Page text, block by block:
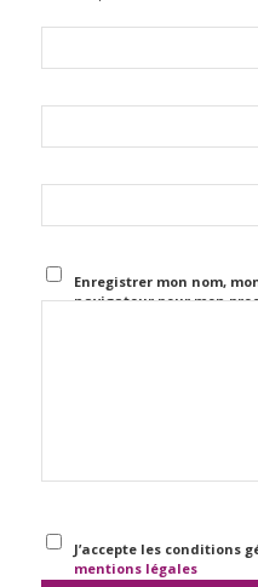
Enregistrer mon nom,
navigateur pour mon
J’accepte les conditions
mentions légales